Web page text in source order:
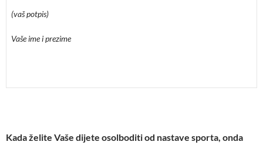
(vaš potpis)
Vaše ime i prezime
Kada želite Vaše dijete osolboditi od nastave sporta, onda